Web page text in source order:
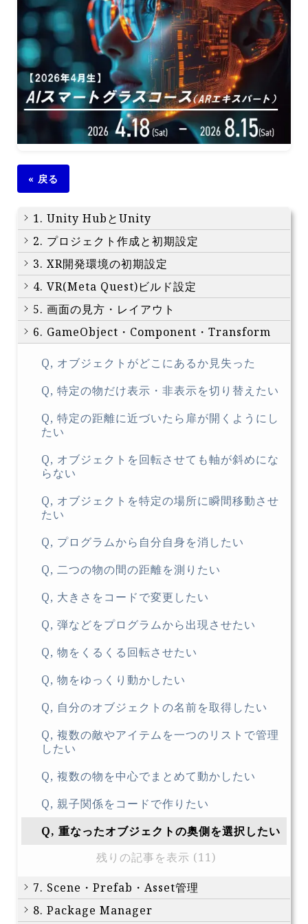
« 戻る
1. Unity HubとUnity
2. プロジェクト作成と初期設定
3. XR開発環境の初期設定
4. VR(Meta Quest)ビルド設定
5. 画面の見方・レイアウト
6. GameObject・Component・Transform
Q, オブジェクトがどこにあるか見失った
Q, 特定の物だけ表示・非表示を切り替えたい
Q, 特定の距離に近づいたら扉が開くようにし
たい
Q, オブジェクトを回転させても軸が斜めにな
らない
Q, オブジェクトを特定の場所に瞬間移動させ
たい
Q, プログラムから自分自身を消したい
Q, 二つの物の間の距離を測りたい
Q, 大きさをコードで変更したい
Q, 弾などをプログラムから出現させたい
Q, 物をくるくる回転させたい
Q, 物をゆっくり動かしたい
Q, 自分のオブジェクトの名前を取得したい
Q, 複数の敵やアイテムを一つのリストで管理
したい
Q, 複数の物を中心でまとめて動かしたい
Q, 親子関係をコードで作りたい
Q, 重なったオブジェクトの奥側を選択したい
残りの記事を表示 (11)
7. Scene・Prefab・Asset管理
8. Package Manager